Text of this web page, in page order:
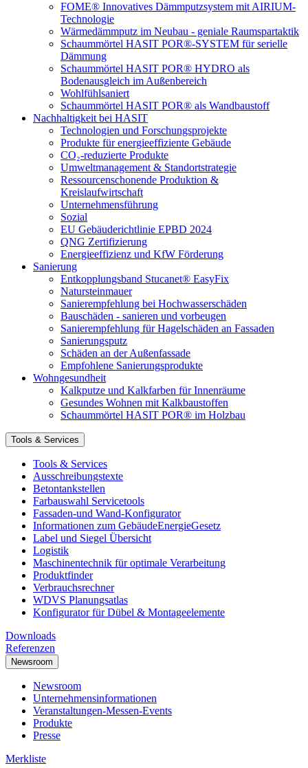
FOME® Innovatives Dämmputzsystem mit AIRIUM-
Technologie
Wärmedämmputz im Neubau - geniale Raumspartaktik
Schaummörtel HASIT POR®-SYSTEM für serielle
Dämmung
Schaummörtel HASIT POR® HYDRO als
Bodenausgleich im Außenbereich
Wohlfühlsaniert
Schaummörtel HASIT POR® als Wandbaustoff
Nachhaltigkeit bei HASIT
Technologien und Forschungsprojekte
Produkte für energieeffiziente Gebäude
CO₂-reduzierte Produkte
Umweltmanagement & Standortstrategie
Ressourcenschonende Produktion &
Kreislaufwirtschaft
Unternehmensführung
Sozial
EU Gebäuderichtlinie EPBD 2024
QNG Zertifizierung
Energieeffizienz und KfW Förderung
Sanierung
Entkopplungsband Stucanet® EasyFix
Natursteinmauer
Sanierempfehlung bei Hochwasserschäden
Bauschäden - sanieren und vorbeugen
Sanierempfehlung für Hagelschäden an Fassaden
Sanierungsputz
Schäden an der Außenfassade
Empfohlene Sanierungsprodukte
Wohngesundheit
Kalkputze und Kalkfarben für Innenräume
Gesundes Wohnen mit Kalkbaustoffen
Schaummörtel HASIT POR® im Holzbau
Tools & Services
Tools & Services
Ausschreibungstexte
Betontankstellen
Farbauswahl Servicetools
Fassaden-und Wand-Konfigurator
Informationen zum GebäudeEnergieGesetz
Label und Siegel Übersicht
Logistik
Maschinentechnik für optimale Verarbeitung
Produktfinder
Verbrauchsrechner
WDVS Planungsatlas
Konfigurator für Dübel & Montageelemente
Downloads
Referenzen
Newsroom
Newsroom
Unternehmensinformationen
Veranstaltungen-Messen-Events
Produkte
Presse
Merkliste